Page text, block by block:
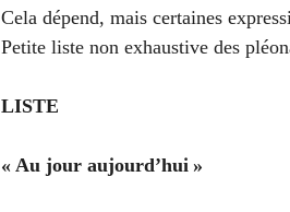
Cela dépend, mais certaines
Petite liste non exhaustive des
LISTE
« Au jour aujourd’hui »